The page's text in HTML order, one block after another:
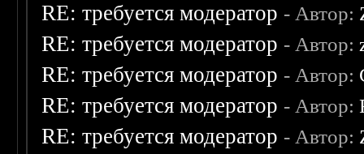
RE: требуется модератор - Автор:
RE: требуется модератор - Автор:
RE: требуется модератор - Автор:
RE: требуется модератор - Автор:
RE: требуется модератор - Автор: